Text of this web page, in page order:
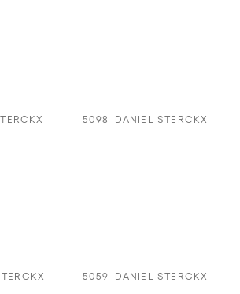
5098 DANIEL STERCKX
5059 DANIEL STERCKX